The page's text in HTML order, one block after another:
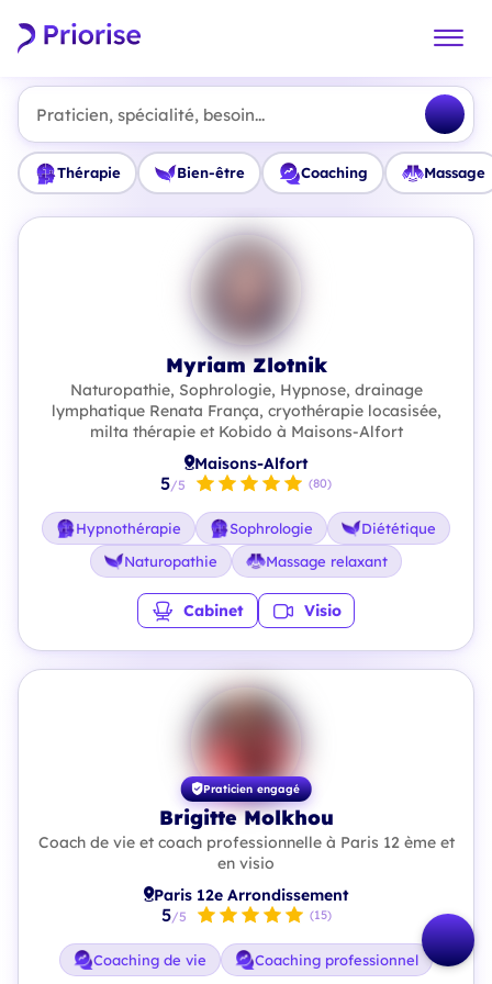
Praticien, spécialité, besoin...
Thérapie Bien-être Coaching Massage
Myriam Zlotnik
Naturopathie, Sophrologie, Hypnose, drainage
lymphatique Renata França, cryothérapie locasisée,
milta thérapie et Kobido à Maisons-Alfort
Maisons-Alfort
5/5 (80)
Hypnothérapie Sophrologie
Diététique
Naturopathie
Massage relaxant
Cabinet Visio
Praticien engagé
Brigitte Molkhou
Coach de vie et coach professionnelle à Paris 12 ème et
en visio
Paris 12e Arrondissement
5/5 (15)
Coaching de vie Coaching professionnel